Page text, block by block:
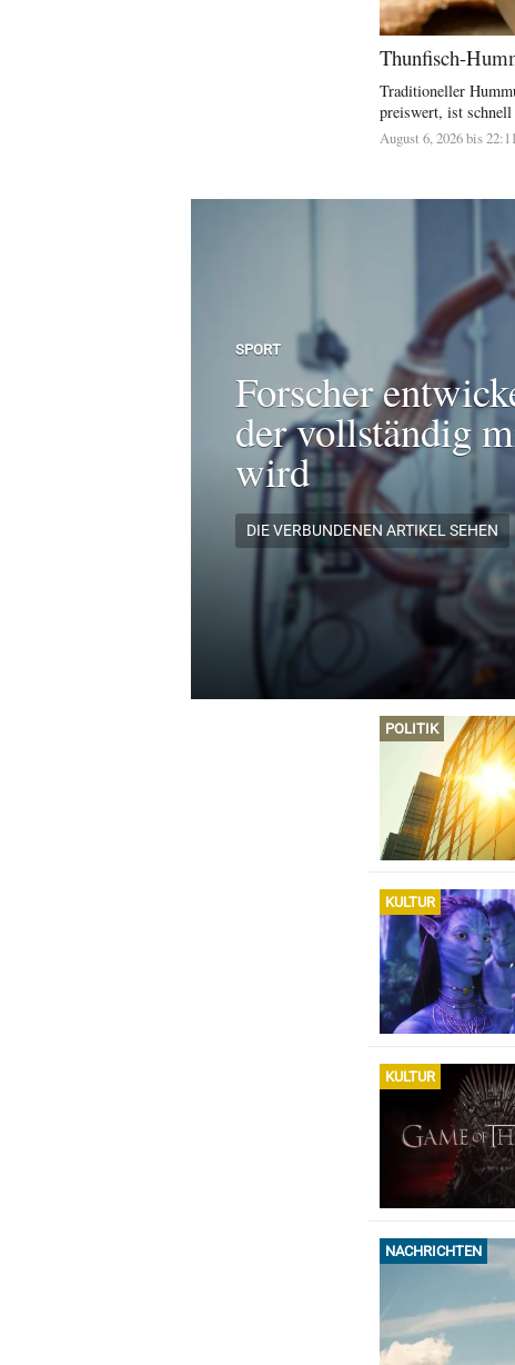
Thunfisch-
Traditioneller
preiswert, ist schnell
August 6, 2026 bis
SPORT
Forscher
der vollständig
wird
DIE VERBUNDENEN ARTIKEL SEHEN
POLITIK
KULTUR
KULTUR
NACHRICHTEN